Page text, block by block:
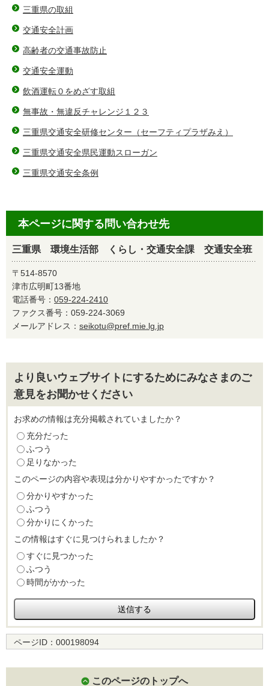
三重県の取組
交通安全計画
高齢者の交通事故防止
交通安全運動
飲酒運転０をめざす取組
無事故・無違反チャレンジ１２３
三重県交通安全研修センター（セーフティプラザみえ）
三重県交通安全県民運動スローガン
三重県交通安全条例
本ページに関する問い合わせ先
三重県 環境生活部 くらし・交通安全課 交通安全班
〒514-8570
津市広明町13番地
電話番号： 059-224-2410
ファクス番号：059-224-3069
メールアドレス： seikotu@pref.mie.lg.jp
より良いウェブサイトにするためにみなさまのご
意見をお聞かせください
お求めの情報は充分掲載されていましたか？
充分だった
ふつう
足りなかった
このページの内容や表現は分かりやすかったですか？
分かりやすかった
ふつう
分かりにくかった
この情報はすぐに見つけられましたか？
すぐに見つかった
ふつう
時間がかかった
ページID： 000198094
このページのトップへ